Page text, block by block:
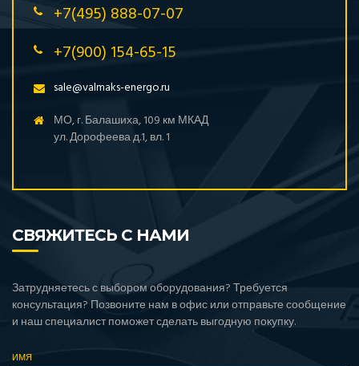
+7(495) 888-07-07
+7(900) 154-65-15
sale@valmaks-energo.ru
МО, г. Балашиха, 109 км МКАД
ул. Дорофеева д.1, вл. 1
СВЯЖИТЕСЬ С НАМИ
Затрудняетесь с выбором оборудования? Требуется
консультация? Позвоните нам в офис или отправьте сообщение
и наш специалист поможет сделать выгодную покупку.
ИМЯ